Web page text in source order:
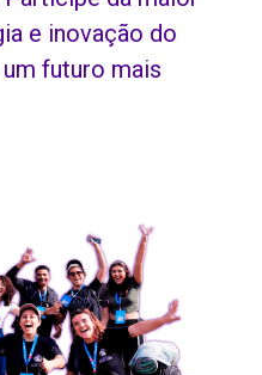
e inovação do
futuro mais